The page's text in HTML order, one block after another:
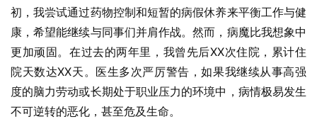
初，我尝试通过药物控制和短暂的病假休养来平衡工作与健
康，希望能继续与同事们并肩作战。然而，病魔比我想象中
更加顽固。在过去的两年里，我曾先后XX次住院，累计住
院天数达XX天。医生多次严厉警告，如果我继续从事高强
度的脑力劳动或长期处于职业压力的环境中，病情极易发生
不可逆转的恶化，甚至危及生命。